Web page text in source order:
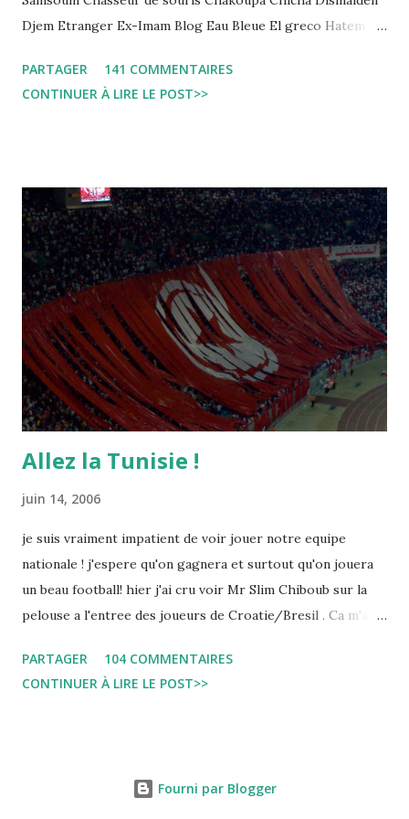
Djem Etranger Ex-Imam Blog Eau Bleue El greco Hatem
Leila fi amarikia Little Sarah American girl Massir mots a
dire Mouch ex Mazzika Tun...
PARTAGER
141 COMMENTAIRES
CONTINUER À LIRE LE POST>>
Allez la Tunisie !
juin 14, 2006
je suis vraiment impatient de voir jouer notre equipe
nationale ! j'espere qu'on gagnera et surtout qu'on jouera
un beau football! hier j'ai cru voir Mr Slim Chiboub sur la
pelouse a l'entree des joueurs de Croatie/Bresil . Ca m'a
instances internationales.( Je me demande d'ailleurs a quoi
est due cette absence !). Anyway... Inchallah Marbouha !
PARTAGER
104 COMMENTAIRES
CONTINUER À LIRE LE POST>>
Fourni par Blogger